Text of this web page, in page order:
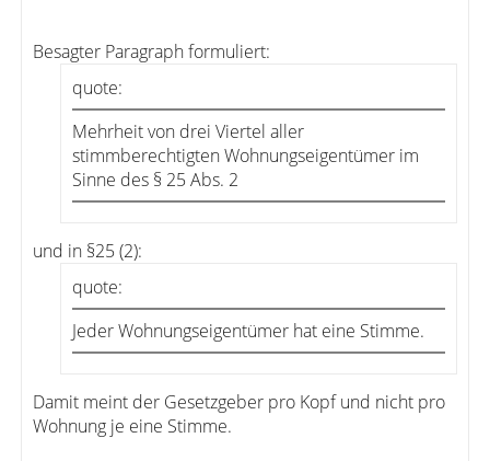
Besagter Paragraph formuliert:
quote:
Mehrheit von drei Viertel aller
stimmberechtigten Wohnungseigentümer im
Sinne des § 25 Abs. 2
und in §25 (2):
quote:
Jeder Wohnungseigentümer hat eine Stimme.
Damit meint der Gesetzgeber pro Kopf und nicht pro
Wohnung je eine Stimme.